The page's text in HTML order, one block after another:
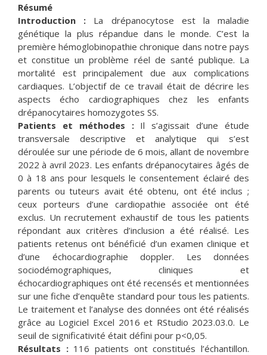
Résumé
Introduction : La drépanocytose est la maladie
génétique la plus répandue dans le monde. C’est la
première hémoglobinopathie chronique dans notre pays
et constitue un problème réel de santé publique. La
mortalité est principalement due aux complications
cardiaques. L’objectif de ce travail était de décrire les
aspects écho cardiographiques chez les enfants
drépanocytaires homozygotes SS.
Patients et méthodes :Il s’agissait d’une étude
transversale descriptive et analytique qui s’est
déroulée sur une période de 6 mois, allant de novembre
2022 à avril 2023. Les enfants drépanocytaires âgés de
0 à 18 ans pour lesquels le consentement éclairé des
parents ou tuteurs avait été obtenu, ont été inclus ;
ceux porteurs d’une cardiopathie associée ont été
exclus. Un recrutement exhaustif de tous les patients
répondant aux critères d’inclusion a été réalisé. Les
patients retenus ont bénéficié d’un examen clinique et
d’une échocardiographie doppler. Les données
sociodémographiques, cliniques et
échocardiographiques ont été recensés et mentionnées
sur une fiche d’enquête standard pour tous les patients.
Le traitement et l’analyse des données ont été réalisés
grâce au Logiciel Excel 2016 et RStudio 2023.03.0. Le
seuil de significativité était défini pour p<0,05.
Résultats :116 patients ont constitués l’échantillon.